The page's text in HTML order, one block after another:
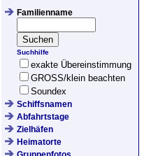
Familienname
Suchhilfe
exakte Übereinstimmung
GROSS/klein beachten
Soundex
Schiffsnamen
Abfahrtstage
Zielhäfen
Heimatorte